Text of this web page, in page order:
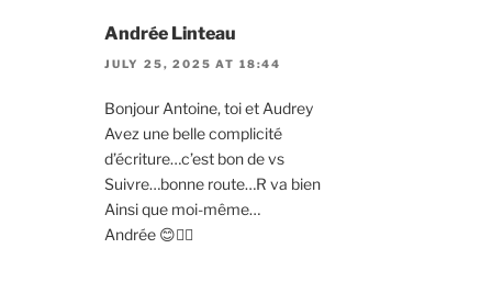
Andrée Linteau
JULY 25, 2025 AT 18:44
Bonjour Antoine, toi et Audrey
Avez une belle complicité
d’écriture…c’est bon de vs
Suivre…bonne route…R va bien
Ainsi que moi-même…
Andrée 😊✍🏻